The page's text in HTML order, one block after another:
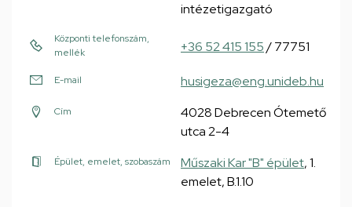
intézetigazgató
Központi telefonszám,
mellék
+36 52 415 155/ 77751
E-mail husigeza@eng.unideb.hu
Cím
4028 Debrecen Ótemető
utca 2-4
Épület, emelet, szobaszám Műszaki Kar "B" épület, 1.
emelet, B.1.10